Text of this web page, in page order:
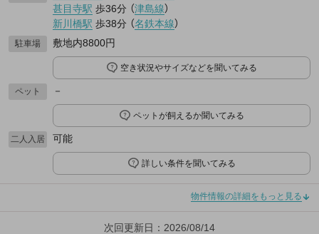
甚目寺駅 歩36分 （津島線）
新川橋駅 歩38分 （名鉄本線）
駐車場 敷地内8800円
空き状況やサイズなどを聞いてみる
ペット －
ペットが飼えるか聞いてみる
二人入居 可能
詳しい条件を聞いてみる
物件情報の詳細をもっと見る
次回更新日：2026/08/14